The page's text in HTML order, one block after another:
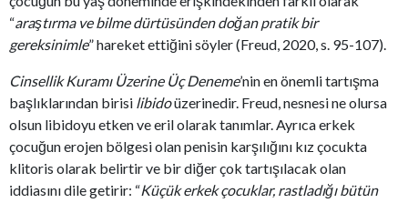
“araştırma ve bilme dürtüsünden doğan pratik bir
gereksinimle” hareket ettiğini söyler (Freud, 2020, s. 95-107).
Cinsellik Kuramı Üzerine Üç Deneme’nin en önemli tartışma
başlıklarından birisi libidoüzerinedir. Freud, nesnesi ne olursa
olsun libidoyu etken ve eril olarak tanımlar. Ayrıca erkek
çocuğun erojen bölgesi olan penisin karşılığını kız çocukta
klitoris olarak belirtir ve bir diğer çok tartışılacak olan
iddiasını dile getirir: “Küçük erkek çocuklar, rastladığı bütün